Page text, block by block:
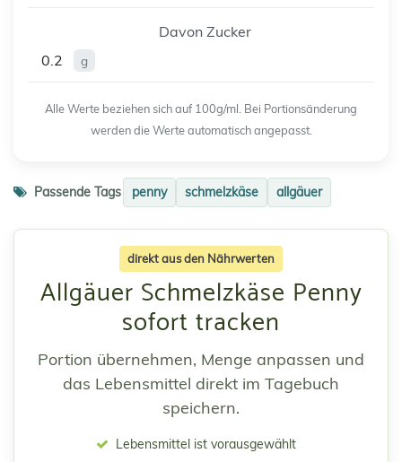
Davon Zucker
0.2
g
Alle Werte beziehen sich auf 100g/ml. Bei Portionsänderung
werden die Werte automatisch angepasst.
Passende Tags penny schmelzkäse allgäuer
direkt aus den Nährwerten
Allgäuer Schmelzkäse Penny
sofort tracken
Portion übernehmen, Menge anpassen und
das Lebensmittel direkt im Tagebuch
speichern.
Lebensmittel ist vorausgewählt